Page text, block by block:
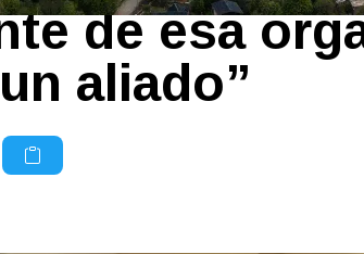
de esa
aliado”